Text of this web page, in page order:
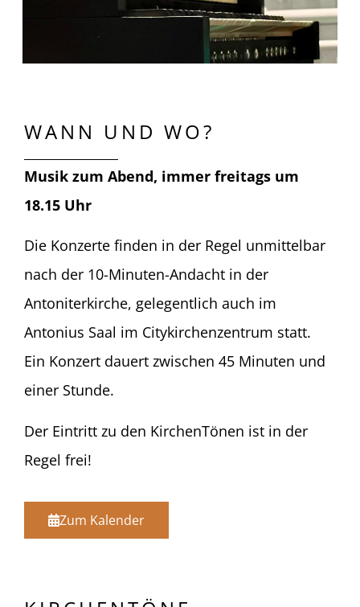
WANN UND WO?
Musik zum Abend, immer freitags um
18.15 Uhr
Die Konzerte finden in der Regel unmittelbar
nach der 10-Minuten-Andacht in der
Antoniterkirche, gelegentlich auch im
Antonius Saal im Citykirchenzentrum statt.
Ein Konzert dauert zwischen 45 Minuten und
einer Stunde.
Der Eintritt zu den KirchenTönen ist in der
Regel frei!
Zum Kalender